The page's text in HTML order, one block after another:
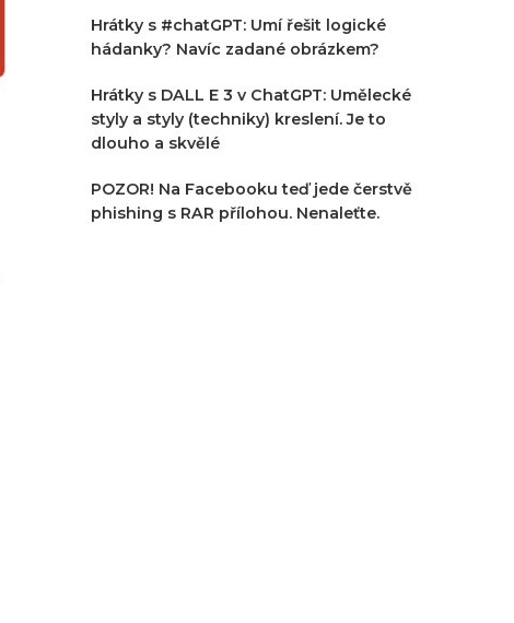
Hrátky s #chatGPT: Umí řešit logické
hádanky? Navíc zadané obrázkem?
Hrátky s DALL E 3 v ChatGPT: Umělecké
styly a styly (techniky) kreslení. Je to
dlouho a skvělé
POZOR! Na Facebooku teď jede čerstvě
phishing s RAR přílohou. Nenaleťte.